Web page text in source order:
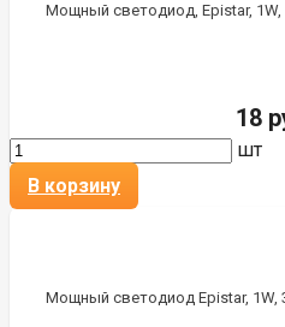
Мощный светодиод, Epistar, 1W,
18
шт
В корзину
Мощный светодиод Epistar, 1W,